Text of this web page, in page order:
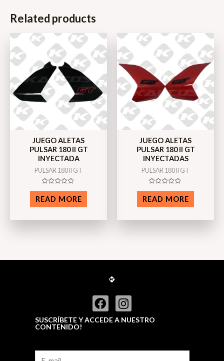
Related products
JUEGO ALETAS
PULSAR 180 II GT
INYECTADA
PULSAR 180 II GT
Rated
0
out
of
READ MORE
JUEGO ALETAS
PULSAR 180 II GT
INYECTADAS
PULSAR 180 II GT
Rated
0
out
of
READ MORE
SUSCRÍBETE Y ACCEDE A NUESTRO
CONTENIDO!